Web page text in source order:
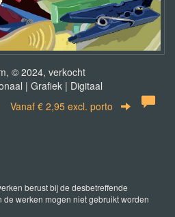
© 2024, verkocht
| Grafiek | Digitaal
Vanaf € 2,95 excl. porto
berust bij de desbetreffende
werken mogen niet gebruikt worden